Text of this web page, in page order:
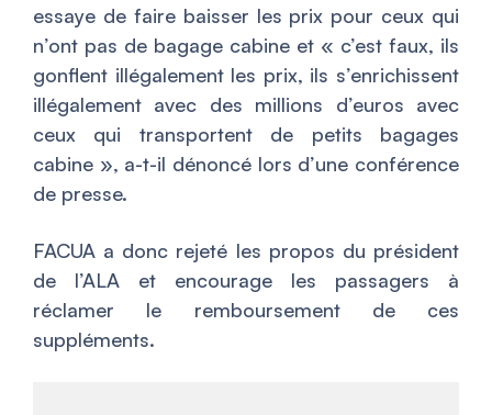
essaye de faire baisser les prix pour ceux qui
n’ont pas de bagage cabine et « c’est faux, ils
gonflent illégalement les prix, ils s’enrichissent
illégalement avec des millions d’euros avec
ceux qui transportent de petits bagages
cabine », a-t-il dénoncé lors d’une conférence
de presse.
FACUA a donc rejeté les propos du président
de l’ALA et encourage les passagers à
réclamer le remboursement de ces
suppléments.